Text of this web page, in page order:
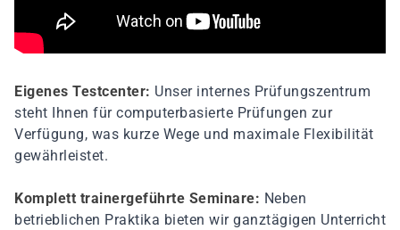
Eigenes Testcenter: Unser internes Prüfungszentrum
steht Ihnen für computerbasierte Prüfungen zur
Verfügung, was kurze Wege und maximale Flexibilität
gewährleistet.
Komplett trainergeführte Seminare: Neben
betrieblichen Praktika bieten wir ganztägigen Unterricht